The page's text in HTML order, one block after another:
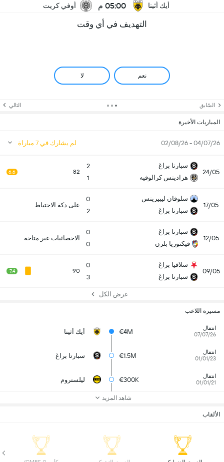
أيك أثينا 05:00 م أوفي كريت
التهديف في أي وقت
نعم لا
السّابق التالي
المباريات الأخيرة
04/07/26 - 02/08/26 لم يشارك في 7 مباراة
24/05
سبارتا براغ
هراديتس كرالوفيه
2
1
82
6.6
17/05
سلوفان ليبيريتس
سبارتا براغ
0
2
على دكة الاحتياط
12/05
سبارتا براغ
فيكتوريا بلزن
0
0
الاحصائيات غير متاحة
09/05
سلافيا براغ
سبارتا براغ
0
3
90
7.4
عرض الكل
مسيرة اللاعب
انتقال
07/07/26
€4M أيك أثينا
انتقال
01/01/23
€1.5M سبارتا براغ
انتقال
01/01/21
€300K ليلستروم
شاهد المزيد
الألقاب